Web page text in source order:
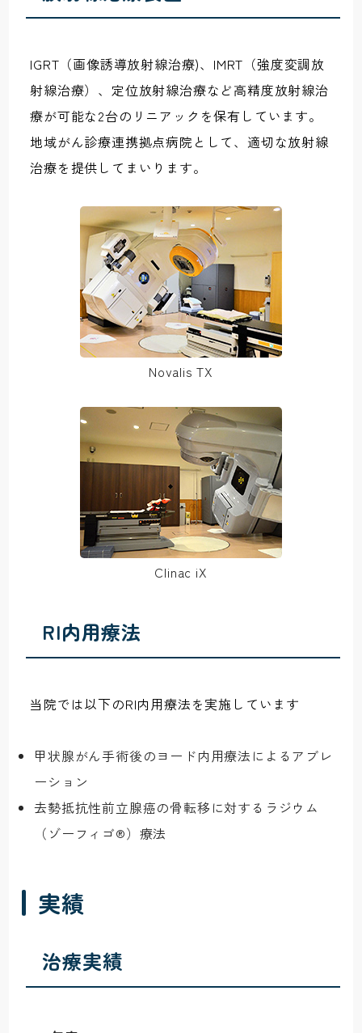
IGRT（画像誘導放射線治療)、IMRT（強度変調放
射線治療）、定位放射線治療など高精度放射線治
療が可能な2台のリニアックを保有しています。
地域がん診療連携拠点病院として、適切な放射線
治療を提供してまいります。
Novalis TX
Clinac iX
RI内用療法
当院では以下のRI内用療法を実施しています
甲状腺がん手術後のヨード内用療法によるアブレ
ーション
去勢抵抗性前立腺癌の骨転移に対するラジウム
（ゾーフィゴ®）療法
実績
治療実績